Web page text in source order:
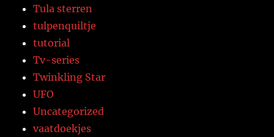
Tula sterren
tulpenquiltje
tutorial
Tv-series
Twinkling Star
UFO
Uncategorized
vaatdoekjes